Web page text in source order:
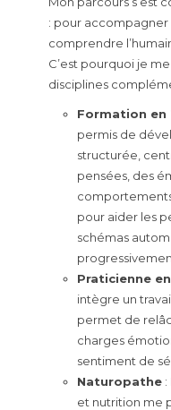
: pour
comprendre
C’est pourquoi je
disciplines
Formation en
permis de
structurée,
pensées, des
pour aider les
schémas
Praticienne en
intègre un
permet de
charges
sentiment de
Naturopathe:
et nutrition me